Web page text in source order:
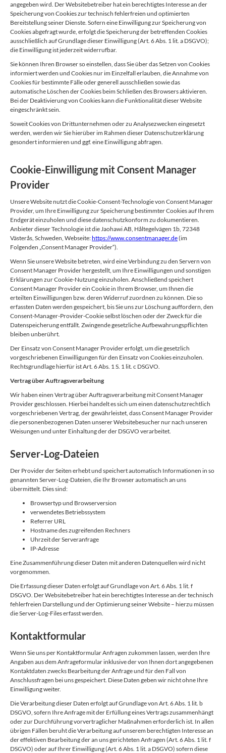
angegeben wird. Der Websitebetreiber hat ein berechtigtes Interesse an der
Speicherung von Cookies zur technisch fehlerfreien und optimierten
Bereitstellung seiner Dienste. Sofern eine Einwilligung zur Speicherung von
Cookies abgefragt wurde, erfolgt die Speicherung der betreffenden Cookies
ausschließlich auf Grundlage dieser Einwilligung (Art. 6 Abs. 1 lit. a DSGVO);
die Einwilligung ist jederzeit widerrufbar.
Sie können Ihren Browser so einstellen, dass Sie über das Setzen von Cookies
informiert werden und Cookies nur im Einzelfall erlauben, die Annahme von
Cookies für bestimmte Fälle oder generell ausschließen sowie das
automatische Löschen der Cookies beim Schließen des Browsers aktivieren.
Bei der Deaktivierung von Cookies kann die Funktionalität dieser Website
eingeschränkt sein.
Soweit Cookies von Drittunternehmen oder zu Analysezwecken eingesetzt
werden, werden wir Sie hierüber im Rahmen dieser Datenschutzerklärung
gesondert informieren und ggf. eine Einwilligung abfragen.
Cookie-Einwilligung mit Consent Manager
Provider
Unsere Website nutzt die Cookie-Consent-Technologie von Consent Manager
Provider, um Ihre Einwilligung zur Speicherung bestimmter Cookies auf Ihrem
Endgerät einzuholen und diese datenschutzkonform zu dokumentieren.
Anbieter dieser Technologie ist die Jaohawi AB, Håltegelvägen 1b, 72348
Västerås, Schweden, Webseite:https://www.consentmanager.de(im
Folgenden „Consent Manager Provider“).
Wenn Sie unsere Website betreten, wird eine Verbindung zu den Servern von
Consent Manager Provider hergestellt, um Ihre Einwilligungen und sonstigen
Erklärungen zur Cookie-Nutzung einzuholen. Anschließend speichert
Consent Manager Provider ein Cookie in Ihrem Browser, um Ihnen die
erteilten Einwilligungen bzw. deren Widerruf zuordnen zu können. Die so
erfassten Daten werden gespeichert, bis Sie uns zur Löschung auffordern, den
Consent-Manager-Provider-Cookie selbst löschen oder der Zweck für die
Datenspeicherung entfällt. Zwingende gesetzliche Aufbewahrungspflichten
bleiben unberührt.
Der Einsatz von Consent Manager Provider erfolgt, um die gesetzlich
vorgeschriebenen Einwilligungen für den Einsatz von Cookies einzuholen.
Rechtsgrundlage hierfür ist Art. 6 Abs. 1 S. 1 lit. c DSGVO.
Vertrag über Auftragsverarbeitung
Wir haben einen Vertrag über Auftragsverarbeitung mit Consent Manager
Provider geschlossen. Hierbei handelt es sich um einen datenschutzrechtlich
vorgeschriebenen Vertrag, der gewährleistet, dass Consent Manager Provider
die personenbezogenen Daten unserer Websitebesucher nur nach unseren
Weisungen und unter Einhaltung der der DSGVO verarbeitet.
Server-Log-Dateien
Der Provider der Seiten erhebt und speichert automatisch Informationen in so
genannten Server-Log-Dateien, die Ihr Browser automatisch an uns
übermittelt. Dies sind:
Browsertyp und Browserversion
verwendetes Betriebssystem
Referrer URL
Hostname des zugreifenden Rechners
Uhrzeit der Serveranfrage
IP-Adresse
Eine Zusammenführung dieser Daten mit anderen Datenquellen wird nicht
vorgenommen.
Die Erfassung dieser Daten erfolgt auf Grundlage von Art. 6 Abs. 1 lit. f
DSGVO. Der Websitebetreiber hat ein berechtigtes Interesse an der technisch
fehlerfreien Darstellung und der Optimierung seiner Website – hierzu müssen
die Server-Log-Files erfasst werden.
Kontaktformular
Wenn Sie uns per Kontaktformular Anfragen zukommen lassen, werden Ihre
Angaben aus dem Anfrageformular inklusive der von Ihnen dort angegebenen
Kontaktdaten zwecks Bearbeitung der Anfrage und für den Fall von
Anschlussfragen bei uns gespeichert. Diese Daten geben wir nicht ohne Ihre
Einwilligung weiter.
Die Verarbeitung dieser Daten erfolgt auf Grundlage von Art. 6 Abs. 1 lit. b
DSGVO, sofern Ihre Anfrage mit der Erfüllung eines Vertrags zusammenhängt
oder zur Durchführung vorvertraglicher Maßnahmen erforderlich ist. In allen
übrigen Fällen beruht die Verarbeitung auf unserem berechtigten Interesse an
der effektiven Bearbeitung der an uns gerichteten Anfragen (Art. 6 Abs. 1 lit. f
DSGVO) oder auf Ihrer Einwilligung (Art. 6 Abs. 1 lit. a DSGVO) sofern diese